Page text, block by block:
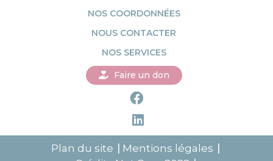
NOS COORDONNÉES
NOUS CONTACTER
NOS SERVICES
Faire un don
Plan du site
Mentions légales